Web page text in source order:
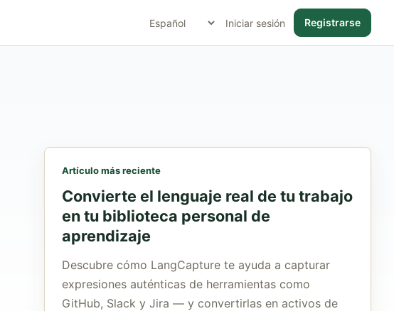
Iniciar sesión Registrarse
Artículo más reciente
Convierte el lenguaje real de tu trabajo
en tu biblioteca personal de
aprendizaje
Descubre cómo LangCapture te ayuda a capturar
expresiones auténticas de herramientas como
GitHub, Slack y Jira — y convertirlas en activos de